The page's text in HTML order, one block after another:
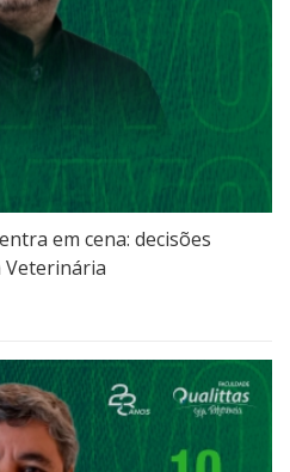
em cena: decisões
Veterinária